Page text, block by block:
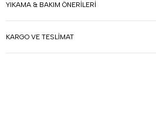
YIKAMA & BAKIM ÖNERILERI
KARGO VE TESLIMAT